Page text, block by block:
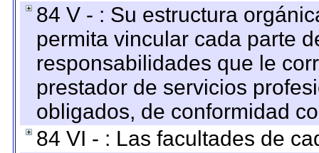
84 V - : Su estructura
permita vincular cada parte
responsabilidades que le
prestador de servicios
obligados, de conformidad
84 VI - : Las facultades de